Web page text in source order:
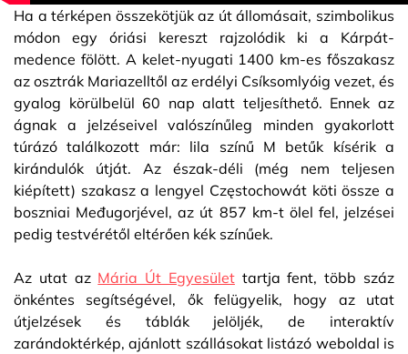
Ha a térképen összekötjük az út állomásait, szimbolikus
módon egy óriási kereszt rajzolódik ki a Kárpát-
medence fölött. A kelet-nyugati 1400 km-es főszakasz
az osztrák Mariazelltől az erdélyi Csíksomlyóig vezet, és
gyalog körülbelül 60 nap alatt teljesíthető. Ennek az
ágnak a jelzéseivel valószínűleg minden gyakorlott
túrázó találkozott már: lila színű M betűk kísérik a
kirándulók útját. Az észak-déli (még nem teljesen
kiépített) szakasz a lengyel Częstochowát köti össze a
boszniai Međugorjével, az út 857 km-t ölel fel, jelzései
pedig testvérétől eltérően kék színűek.
Az utat az Mária Út Egyesülettartja fent, több száz
önkéntes segítségével, ők felügyelik, hogy az utat
útjelzések és táblák jelöljék, de interaktív
zarándoktérkép, ajánlott szállásokat listázó weboldal is